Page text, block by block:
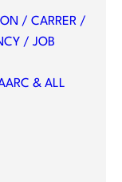
/ CARRER /
/ JOB
& ALL